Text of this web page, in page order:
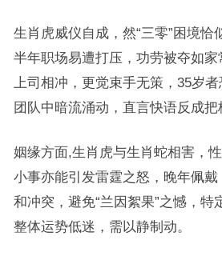
生肖虎威仪自成，然“三零”困境恰
半年职场易遭打压，功劳被夺如
上司相冲，更觉束手无策，35岁
团队中暗流涌动，直言快语反成把
姻缘方面,生肖虎与生肖蛇相害，
小事亦能引发雷霆之怒，晚年佩
和冲突，避免“兰因絮果”之憾，特
整体运势低迷，需以静制动。